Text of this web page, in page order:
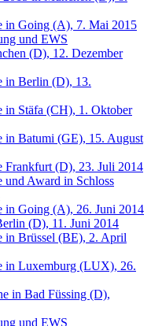
in Going (A), 7. Mai 2015
und EWS
(D), 12. Dezember
in Berlin (D), 13.
in Stäfa (CH), 1. Oktober
in Batumi (GE), 15. August
Frankfurt (D), 23. Juli 2014
und Award in Schloss
in Going (A), 26. Juni 2014
(D), 11. Juni 2014
in Brüssel (BE), 2. April
in Luxemburg (LUX), 26.
in Bad Füssing (D),
und EWS